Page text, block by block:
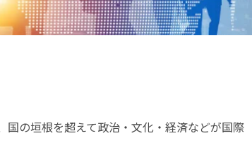
の垣根を超えて政治・文化・経済などが国際